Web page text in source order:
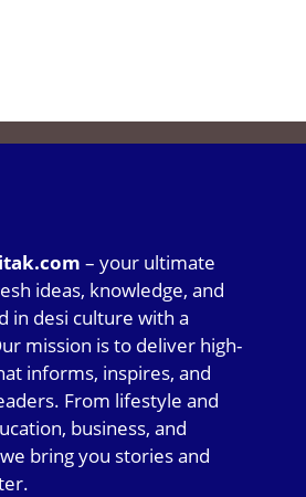
– your ultimate
ideas, knowledge, and
in desi culture with a
mission is to deliver high-
informs, inspires, and
From lifestyle and
business, and
bring you stories and